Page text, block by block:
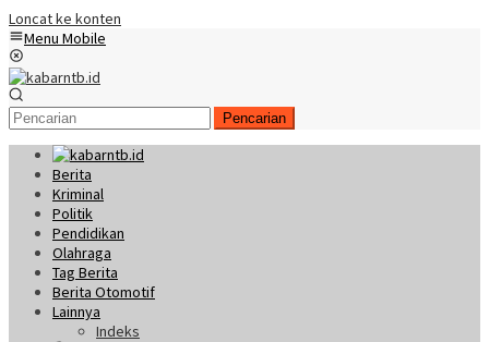
Loncat ke konten
Menu Mobile
Pencarian
Berita
Kriminal
Politik
Pendidikan
Olahraga
Tag Berita
Berita Otomotif
Lainnya
Indeks